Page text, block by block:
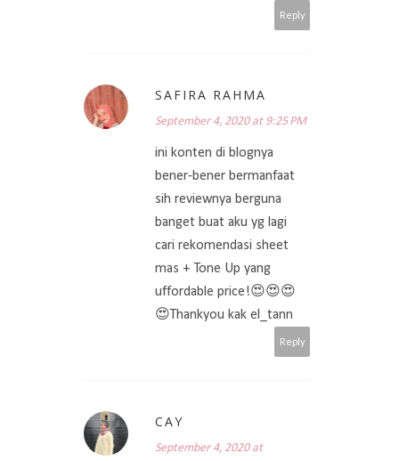
Reply
SAFIRA RAHMA
September 4, 2020 at 9:25 PM
ini konten di blognya
bener-bener bermanfaat
sih reviewnya berguna
banget buat aku yg lagi
cari rekomendasi sheet
mas + Tone Up yang
uffordable price!😍😍😍
😍Thankyou kak el_tann
Reply
CAY
September 4, 2020 at